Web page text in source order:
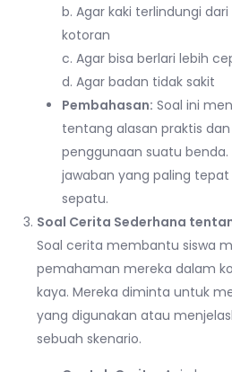
b. Agar kaki terlindungi
kotoran
c. Agar bisa berlari lebih
d. Agar badan tidak sakit
Pembahasan: Soal ini
tentang alasan praktis
penggunaan suatu
jawaban yang paling
sepatu.
Soal Cerita Sederhana
Soal cerita membantu siswa
pemahaman mereka dalam
kaya. Mereka diminta untuk
yang digunakan atau
sebuah skenario.